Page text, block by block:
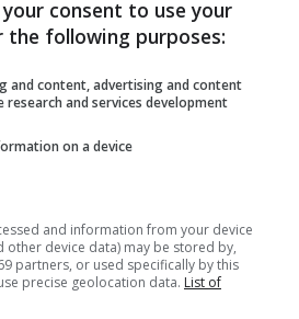
plotësisht
mban seancë të
consent to use your
following purposes:
and content, advertising and content
research and services development
on a device
and information from your device
other device data) may be stored by,
partners, or used specifically by this
precise geolocation data. List of